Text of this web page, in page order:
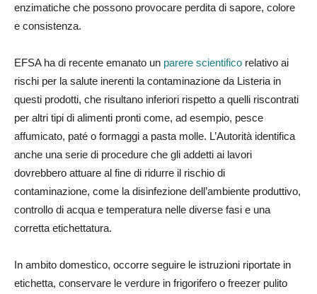
enzimatiche che possono provocare perdita di sapore, colore
e consistenza.
EFSA ha di recente emanato un parere scientifico relativo ai
rischi per la salute inerenti la contaminazione da Listeria in
questi prodotti, che risultano inferiori rispetto a quelli riscontrati
per altri tipi di alimenti pronti come, ad esempio, pesce
affumicato, paté o formaggi a pasta molle. L’Autorità identifica
anche una serie di procedure che gli addetti ai lavori
dovrebbero attuare al fine di ridurre il rischio di
contaminazione, come la disinfezione dell’ambiente produttivo,
controllo di acqua e temperatura nelle diverse fasi e una
corretta etichettatura.
In ambito domestico, occorre seguire le istruzioni riportate in
etichetta, conservare le verdure in frigorifero o freezer pulito